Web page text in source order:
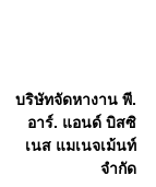
บริษัทจัดหางาน พี.
อาร์. แอนด์ บิสซิ
เนส แมเนจเม้นท์
จำกัด